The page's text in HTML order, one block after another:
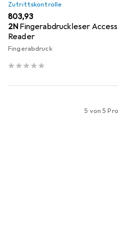
Zutrittskontrolle
EUR
803,93
2N Fingerabdruckleser
Reader
Fingerabdruck
5 von 5